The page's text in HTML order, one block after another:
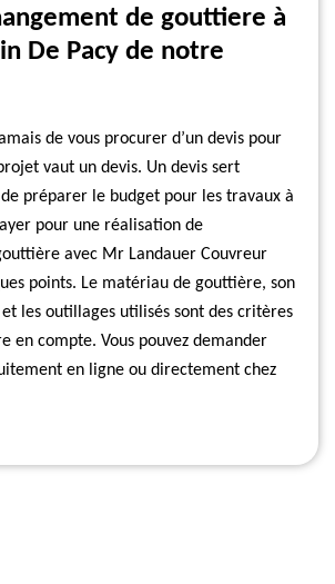
de gouttiere à
De Pacy de notre
de vous procurer d’un devis pour
vaut un devis. Un devis sert
préparer le budget pour les travaux à
pour une réalisation de
avec Mr Landauer Couvreur
points. Le matériau de gouttière, son
les outillages utilisés sont des critères
en compte. Vous pouvez demander
en ligne ou directement chez